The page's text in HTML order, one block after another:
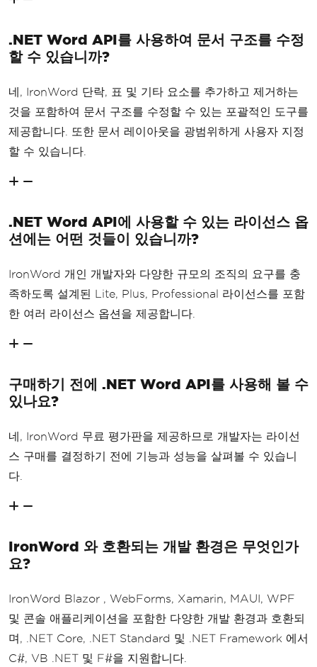
.NET Word API를 사용하여 문서 구조를 수정
할 수 있습니까?
네, IronWord 단락, 표 및 기타 요소를 추가하고 제거하는
것을 포함하여 문서 구조를 수정할 수 있는 포괄적인 도구를
제공합니다. 또한 문서 레이아웃을 광범위하게 사용자 지정
할 수 있습니다.
.NET Word API에 사용할 수 있는 라이선스 옵
션에는 어떤 것들이 있습니까?
IronWord 개인 개발자와 다양한 규모의 조직의 요구를 충
족하도록 설계된 Lite, Plus, Professional 라이선스를 포함
한 여러 라이선스 옵션을 제공합니다.
구매하기 전에 .NET Word API를 사용해 볼 수
있나요?
네, IronWord 무료 평가판을 제공하므로 개발자는 라이선
스 구매를 결정하기 전에 기능과 성능을 살펴볼 수 있습니
다.
IronWord 와 호환되는 개발 환경은 무엇인가
요?
IronWord Blazor , WebForms, Xamarin, MAUI, WPF
및 콘솔 애플리케이션을 포함한 다양한 개발 환경과 호환되
며, .NET Core, .NET Standard 및 .NET Framework 에서
C#, VB .NET 및 F#을 지원합니다.